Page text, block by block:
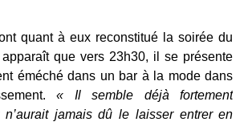
quant à eux reconstitué la soirée du
que vers 23h30, il se présente
éméché dans un bar à la mode dans
« Il semble déjà fortement
jamais dû le laisser entrer en